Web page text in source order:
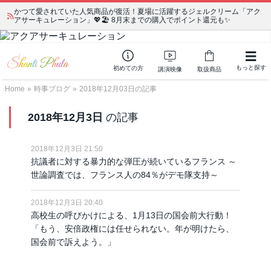
かつて愛されていた人気商品が復活！夏場に活躍するジェルクリーム「アク
アサーキュレーション」💖🏖️ 8月末までの購入でポイント還元も✨
初めての方 講演映像 取扱商品 もっと探す
Home » 時事ブログ » 2018年12月03日の記事
2018年12月3日 の記事
2018年12月3日 21:50
抗議者に対する暴力的な弾圧が続いているフランス ～
世論調査では、フランス人の84％がデモ隊支持～
2018年12月3日 20:40
高校生の呼びかけによる、1月13日の国会前大行動！
「もう、安倍政権には任せられない。年が明けたら、
国会前で訴えよう。」